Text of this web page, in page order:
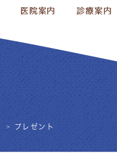
プレゼント